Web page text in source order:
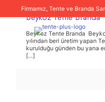
Firmamız, Tente ve Branda
Beykoz Tente Branda
Beykoz Tente Branda
yılından beri üretim yapan
kurulduğu günden bu yana
[…]